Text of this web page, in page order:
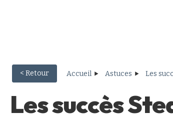
< Retour Accueil Astuces Les
Les succès